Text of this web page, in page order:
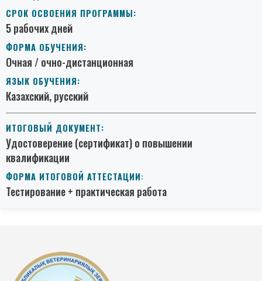
СРОК ОСВОЕНИЯ ПРОГРАММЫ:
5 рабочих дней
ФОРМА ОБУЧЕНИЯ:
Очная / очно-дистанционная
ЯЗЫК ОБУЧЕНИЯ:
Казахский, русский
ИТОГОВЫЙ ДОКУМЕНТ:
Удостоверение (сертификат) о повышении
квалификации
ФОРМА ИТОГОВОЙ АТТЕСТАЦИИ:
Тестирование + практическая работа